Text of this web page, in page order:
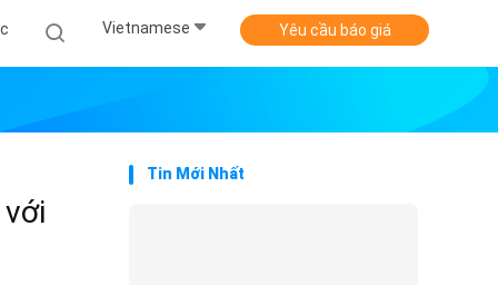
Vietnamese Yêu cầu báo giá
Tin Mới Nhất